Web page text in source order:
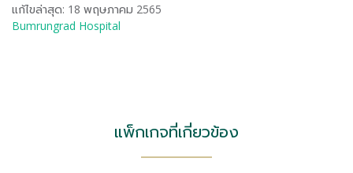
แก้ไขล่าสุด: 18 พฤษภาคม 2565
Bumrungrad Hospital
แพ็กเกจที่เกี่ยวข้อง